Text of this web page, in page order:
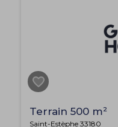
Terrain 500 m²
Saint-Estèphe 33180